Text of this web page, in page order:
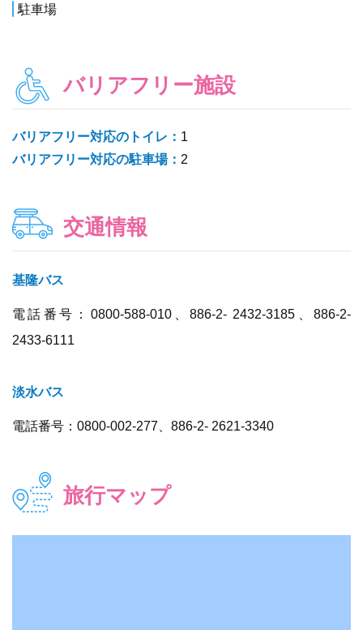
駐車場
バリアフリー施設
バリアフリー対応のトイレ： 1
バリアフリー対応の駐車場： 2
交通情報
基隆バス
電話番号：0800-588-010、886-2- 2432-3185、886-2-
2433-6111
淡水バス
電話番号：0800-002-277、886-2- 2621-3340
旅行マップ